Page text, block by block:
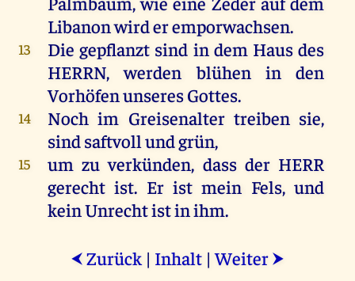
Libanonwirderemporwachsen.
13 Die gepflanzt sind in dem Haus des
HERRN,werden blühen in
den
VorhöfenunseresGottes.
14 Noch im Greisenalter treiben sie,
sindsaftvollundgrün,
15 um zu verkünden, dass der HERR
gerecht ist. Er ist mein Fels,und
keinUnrechtistinihm.
⮜ Zurück | Inhalt |Weiter ⮞